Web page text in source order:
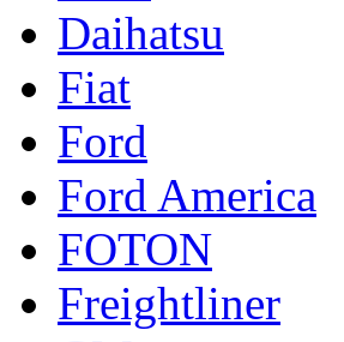
Daihatsu
Fiat
Ford
Ford America
FOTON
Freightliner